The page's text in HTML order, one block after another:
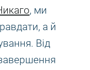
, ми
а й
Від